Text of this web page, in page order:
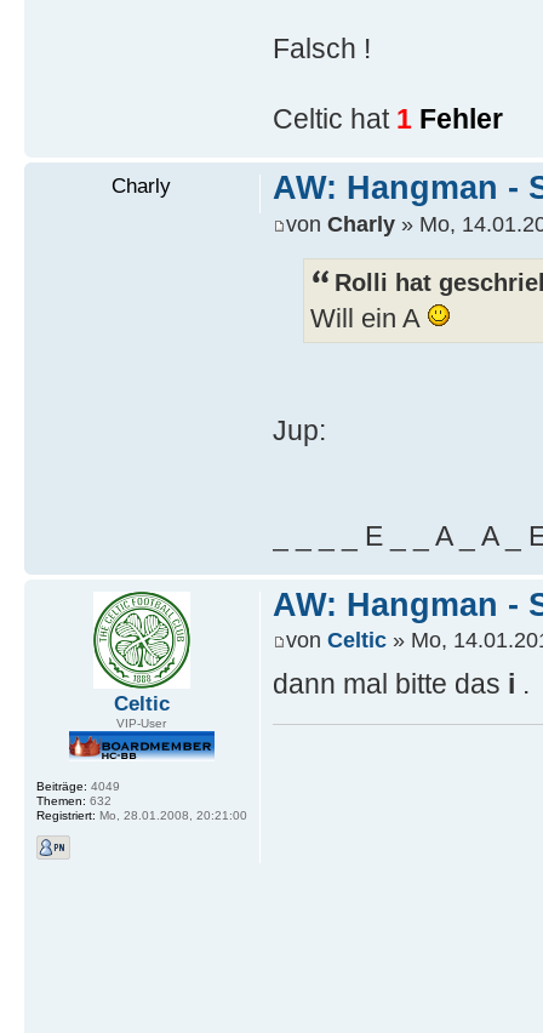
Falsch !
Celtic hat 1 Fehler
Charly AW: Hangman -
von Charly » Mo,
Rolli hat
Will ein A
Jup:
_ _ _ _ E _ _ A _ A _
Celtic
VIP-User
Beiträge: 4049
Themen: 632
Registriert: Mo, 28.01.2008, 20:21:00
AW: Hangman -
von Celtic » Mo,
dann mal bitte das i .